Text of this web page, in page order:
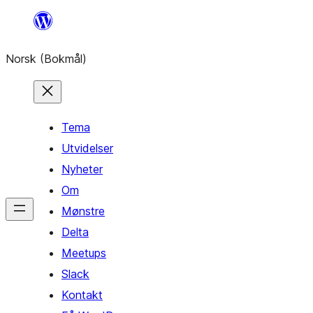
innhold
Norsk (Bokmål)
Tema
Utvidelser
Nyheter
Om
Mønstre
Delta
Meetups
Slack
Kontakt